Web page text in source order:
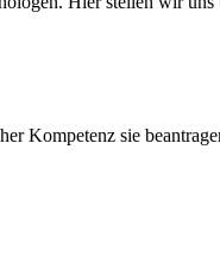
Kompetenz sie